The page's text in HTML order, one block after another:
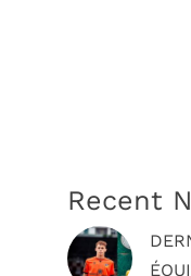
Recent